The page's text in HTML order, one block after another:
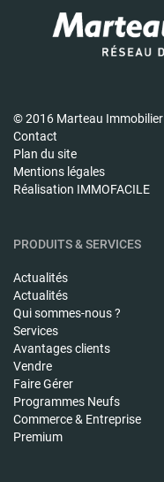
© 2016 Marteau Immobilier
Contact
Plan du site
Mentions légales
Réalisation IMMOFACILE
PRODUITS & SERVICES
Actualités
Actualités
Qui sommes-nous ?
Services
Avantages clients
Vendre
Faire Gérer
Programmes Neufs
Commerce & Entreprise
Premium